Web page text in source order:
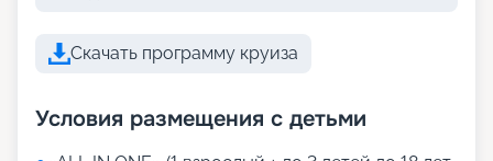
Скачать программу круиза
Условия размещения с детьми